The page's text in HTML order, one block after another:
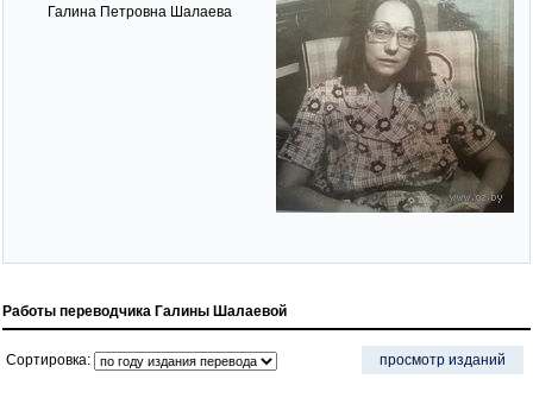
Галина Петровна Шалаева
Работы переводчика Галины Шалаевой
Сортировка: просмотр изданий